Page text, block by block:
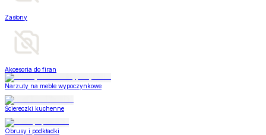
Zasłony
Akcesoria do firan
Narzuty na meble wypoczynkowe
Ściereczki kuchenne
Obrusy i podkładki